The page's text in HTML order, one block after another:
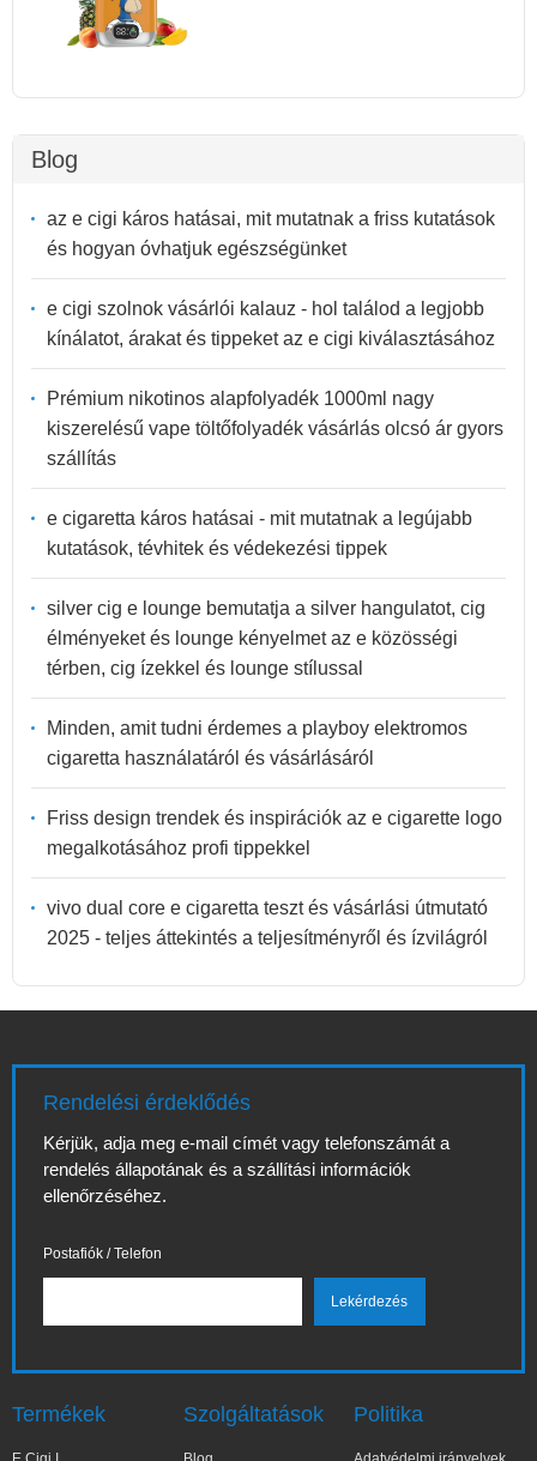
Blog
az e cigi káros hatásai, mit mutatnak a friss kutatások
és hogyan óvhatjuk egészségünket
e cigi szolnok vásárlói kalauz - hol találod a legjobb
kínálatot, árakat és tippeket az e cigi kiválasztásához
Prémium nikotinos alapfolyadék 1000ml nagy
kiszerelésű vape töltőfolyadék vásárlás olcsó ár gyors
szállítás
e cigaretta káros hatásai - mit mutatnak a legújabb
kutatások, tévhitek és védekezési tippek
silver cig e lounge bemutatja a silver hangulatot, cig
élményeket és lounge kényelmet az e közösségi
térben, cig ízekkel és lounge stílussal
Minden, amit tudni érdemes a playboy elektromos
cigaretta használatáról és vásárlásáról
Friss design trendek és inspirációk az e cigarette logo
megalkotásához profi tippekkel
vivo dual core e cigaretta teszt és vásárlási útmutató
2025 - teljes áttekintés a teljesítményről és ízvilágról
Rendelési érdeklődés
Kérjük, adja meg e-mail címét vagy telefonszámát a
rendelés állapotának és a szállítási információk
ellenőrzéséhez.
Postafiók / Telefon
Termékek Szolgáltatások Politika